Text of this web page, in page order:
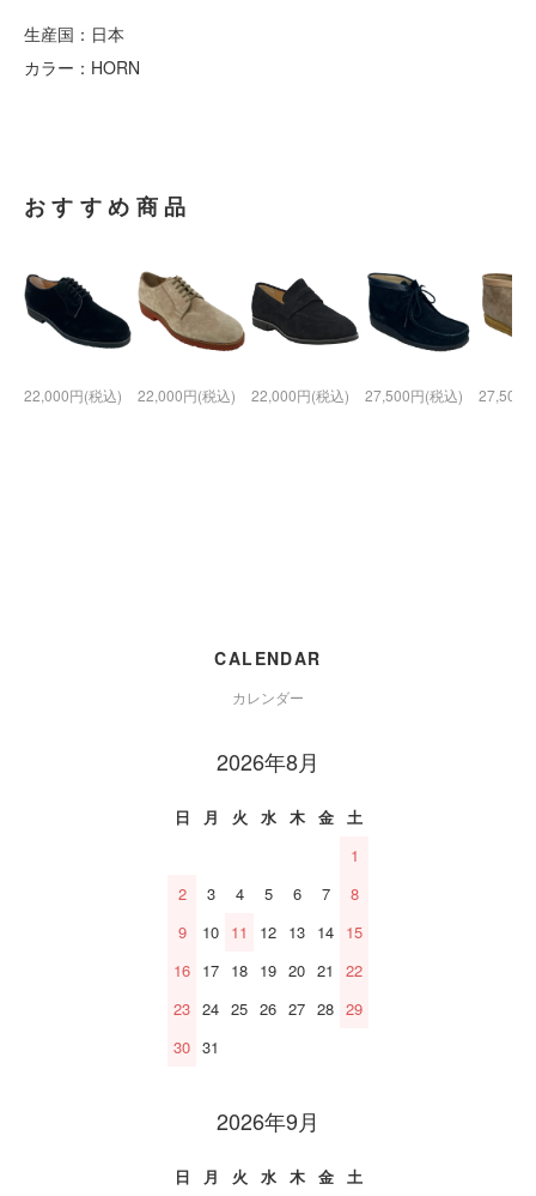
生産国：日本
カラー：HORN
おすすめ商品
22,000円(税込) 22,000円(税込) 22,000円(税込) 27,500円(税込) 27,500
CALENDAR
カレンダー
2026年8月
日 月 火 水 木 金
土
1
2
3 4 5 6 7
8
9
10 11 12 13 14 15
16 17 18 19 20 21
22
23 24 25 26 27 28 29
30 31
2026年9月
日 月 火 水 木 金
土